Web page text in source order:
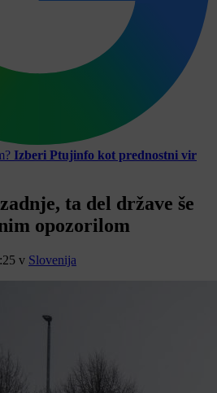
Izberi Ptujinfo kot prednostni vir
ta del države še
opozorilom
v Slovenija